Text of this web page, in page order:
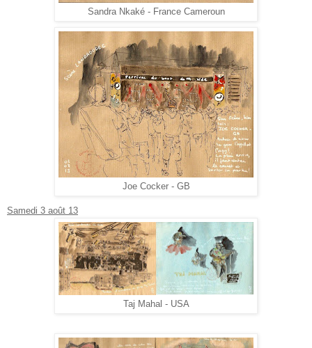
Sandra Nkaké - France Cameroun
Joe Cocker - GB
Samedi 3 août 13
Taj Mahal - USA